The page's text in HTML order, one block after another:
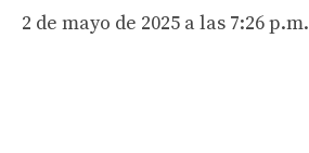
2 de mayo de 2025 a las 7:26 p.m.